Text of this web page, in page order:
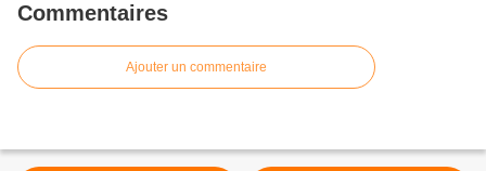
Commentaires
Ajouter un commentaire